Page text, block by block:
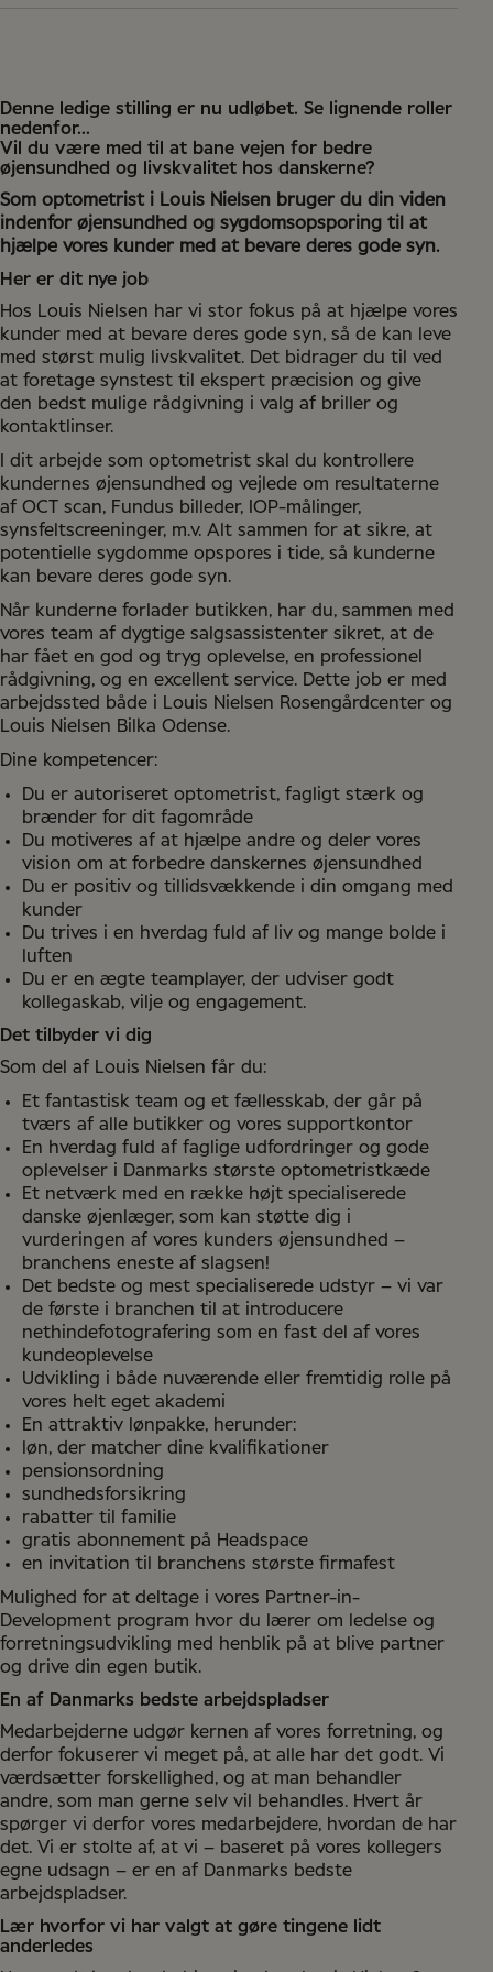
Denne ledige stilling er nu udløbet. Se lignende roller
nedenfor...
Vil du være med til at bane vejen for bedre
øjensundhed og livskvalitet hos danskerne?
Som optometrist i Louis Nielsen bruger du din viden
indenfor øjensundhed og sygdomsopsporing til at
hjælpe vores kunder med at bevare deres gode syn.
Her er dit nye job
Hos Louis Nielsen har vi stor fokus på at hjælpe vores
kunder med at bevare deres gode syn, så de kan leve
med størst mulig livskvalitet. Det bidrager du til ved
at foretage synstest til ekspert præcision og give
den bedst mulige rådgivning i valg af briller og
kontaktlinser.
I dit arbejde som optometrist skal du kontrollere
kundernes øjensundhed og vejlede om resultaterne
af OCT scan, Fundus billeder, IOP-målinger,
synsfeltscreeninger, m.v. Alt sammen for at sikre, at
potentielle sygdomme opspores i tide, så kunderne
kan bevare deres gode syn.
Når kunderne forlader butikken, har du, sammen med
vores team af dygtige salgsassistenter sikret, at de
har fået en god og tryg oplevelse, en professionel
rådgivning, og en excellent service. Dette job er med
arbejdssted både i Louis Nielsen Rosengårdcenter og
Louis Nielsen Bilka Odense.
Dine kompetencer:
Du er autoriseret optometrist, fagligt stærk og
brænder for dit fagområde
Du motiveres af at hjælpe andre og deler vores
vision om at forbedre danskernes øjensundhed
Du er positiv og tillidsvækkende i din omgang med
kunder
Du trives i en hverdag fuld af liv og mange bolde i
luften
Du er en ægte teamplayer, der udviser godt
kollegaskab, vilje og engagement.
Det tilbyder vi dig
Som del af Louis Nielsen får du:
Et fantastisk team og et fællesskab, der går på
tværs af alle butikker og vores supportkontor
En hverdag fuld af faglige udfordringer og gode
oplevelser i Danmarks største optometristkæde
Et netværk med en række højt specialiserede
danske øjenlæger, som kan støtte dig i
vurderingen af vores kunders øjensundhed –
branchens eneste af slagsen!
Det bedste og mest specialiserede udstyr – vi var
de første i branchen til at introducere
nethindefotografering som en fast del af vores
kundeoplevelse
Udvikling i både nuværende eller fremtidig rolle på
vores helt eget akademi
En attraktiv lønpakke, herunder:
løn, der matcher dine kvalifikationer
pensionsordning
sundhedsforsikring
rabatter til familie
gratis abonnement på Headspace
en invitation til branchens største firmafest
Mulighed for at deltage i vores Partner-in-
Development program hvor du lærer om ledelse og
forretningsudvikling med henblik på at blive partner
og drive din egen butik.
En af Danmarks bedste arbejdspladser
Medarbejderne udgør kernen af vores forretning, og
derfor fokuserer vi meget på, at alle har det godt. Vi
værdsætter forskellighed, og at man behandler
andre, som man gerne selv vil behandles. Hvert år
spørger vi derfor vores medarbejdere, hvordan de har
det. Vi er stolte af, at vi – baseret på vores kollegers
egne udsagn – er en af Danmarks bedste
arbejdspladser.
Lær hvorfor vi har valgt at gøre tingene lidt
anderledes